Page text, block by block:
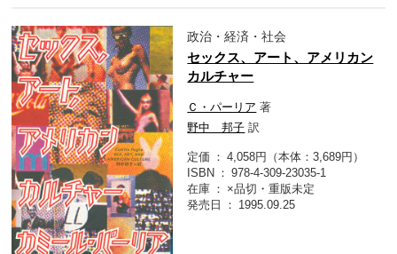
政治・経済・社会
セックス、アート、アメリカン
カルチャー
Ｃ・パーリア 著
野中 邦子 訳
定価
4,058円（本体：3,689円）
ISBN
978-4-309-23035-1
在庫
×品切・重版未定
発売日
1995.09.25